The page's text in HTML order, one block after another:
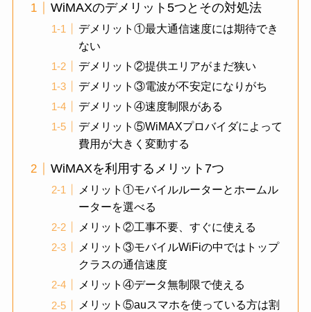
WiMAXのデメリット5つとその対処法
デメリット①最大通信速度には期待でき
ない
デメリット②提供エリアがまだ狭い
デメリット③電波が不安定になりがち
デメリット④速度制限がある
デメリット⑤WiMAXプロバイダによって
費用が大きく変動する
WiMAXを利用するメリット7つ
メリット①モバイルルーターとホームル
ーターを選べる
メリット②工事不要、すぐに使える
メリット③モバイルWiFiの中ではトップ
クラスの通信速度
メリット④データ無制限で使える
メリット⑤auスマホを使っている方は割